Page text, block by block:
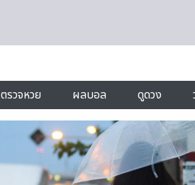
ตรวจหวย ผลบอล ดูดวง